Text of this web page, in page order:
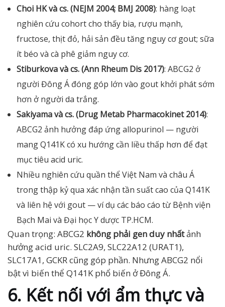
Choi HK và cs. (NEJM 2004; BMJ 2008): hàng loạt
nghiên cứu cohort cho thấy bia, rượu mạnh,
fructose, thịt đỏ, hải sản đều tăng nguy cơ gout; sữa
ít béo và cà phê giảm nguy cơ.
Stiburkova và cs. (Ann Rheum Dis 2017): ABCG2 ở
người Đông Á đóng góp lớn vào gout khởi phát sớm
hơn ở người da trắng.
Sakiyama và cs. (Drug Metab Pharmacokinet 2014):
ABCG2 ảnh hưởng đáp ứng allopurinol — người
mang Q141K có xu hướng cần liều thấp hơn để đạt
mục tiêu acid uric.
Nhiều nghiên cứu quần thể Việt Nam và châu Á
trong thập kỷ qua xác nhận tần suất cao của Q141K
và liên hệ với gout — ví dụ các báo cáo từ Bệnh viện
Bạch Mai và Đại học Y dược TP.HCM.
Quan trọng: ABCG2 không phải gen duy nhấtảnh
hưởng acid uric. SLC2A9, SLC22A12 (URAT1),
SLC17A1, GCKR cũng góp phần. Nhưng ABCG2 nổi
bật vì biến thể Q141K phổ biến ở Đông Á.
6. Kết nối với ẩm thực và